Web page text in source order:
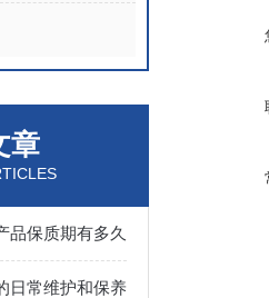
章
品保质期有多久
日常维护和保养